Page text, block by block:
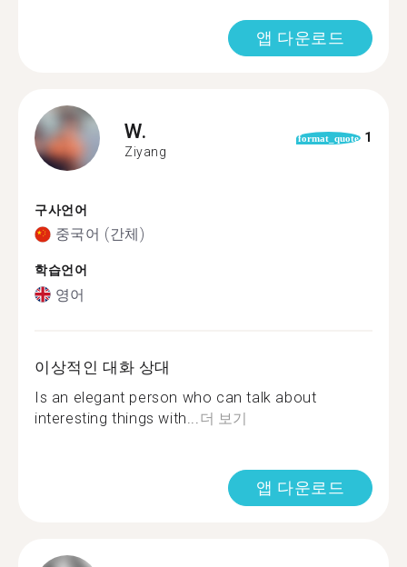
앱 다운로드
W.
Ziyang
format_quote 1
구사언어
중국어 (간체)
학습언어
영어
이상적인 대화 상대
Is an elegant person who can talk about
interesting things with... 더 보기
앱 다운로드